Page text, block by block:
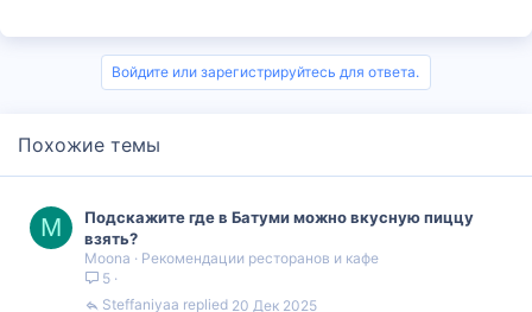
Войдите или зарегистрируйтесь для ответа.
Похожие темы
M
Подскажите где в Батуми можно вкусную пиццу
взять?
Moona
Рекомендации ресторанов и кафе
5
20 Дек 2025
Steffaniyaa